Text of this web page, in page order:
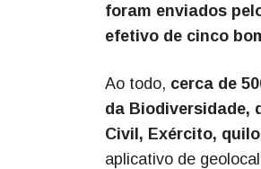
foram enviados
efetivo de cinco
Ao todo, cerca de
da Biodiversidade,
Civil, Exército,
aplicativo de